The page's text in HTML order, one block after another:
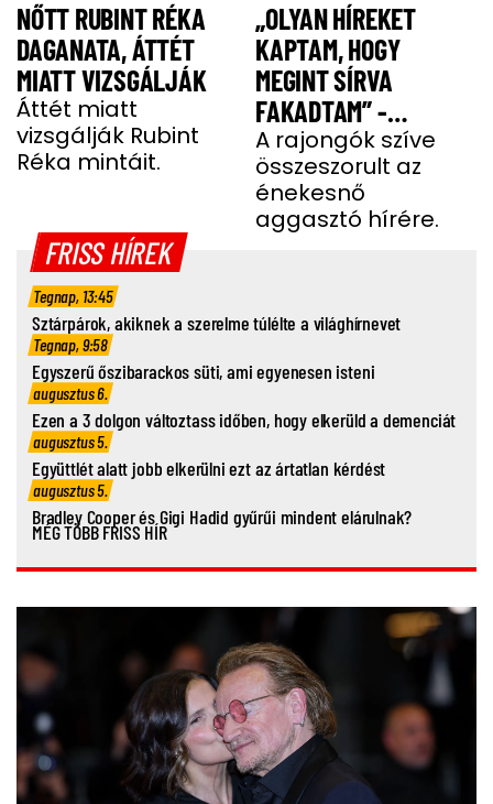
NŐTT RUBINT RÉKA
DAGANATA, ÁTTÉT
MIATT VIZSGÁLJÁK
Áttét miatt
vizsgálják Rubint
Réka mintáit.
„OLYAN HÍREKET
KAPTAM, HOGY
MEGINT SÍRVA
FAKADTAM” -
TELJESEN ÖSSZETÖRT
MISS MOOD
A rajongók szíve
összeszorult az
énekesnő
aggasztó hírére.
FRISS HÍREK
Tegnap, 13:45
Sztárpárok, akiknek a szerelme túlélte a világhírnevet
Tegnap, 9:58
Egyszerű őszibarackos süti, ami egyenesen isteni
augusztus 6.
Ezen a 3 dolgon változtass időben, hogy elkerüld a demenciát
augusztus 5.
Együttlét alatt jobb elkerülni ezt az ártatlan kérdést
augusztus 5.
Bradley Cooper és Gigi Hadid gyűrűi mindent elárulnak?
MÉG TÖBB FRISS HÍR